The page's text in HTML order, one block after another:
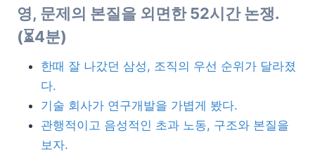
영, 문제의 본질을 외면한 52시간 논쟁.
(⏳4분)
한때 잘 나갔던 삼성, 조직의 우선 순위가 달라졌
다.
기술 회사가 연구개발을 가볍게 봤다.
관행적이고 음성적인 초과 노동, 구조와 본질을
보자.